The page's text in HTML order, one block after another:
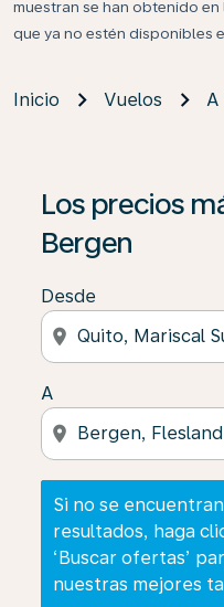
muestran se han obtenido
que ya no estén disponibles
Inicio Vuelos A
Los precios
Bergen
Desde
location_on
A
location_on
Si no se encuentran
resultados, haga
‘Buscar ofertas’
nuestras mejores
Si no se encuentran